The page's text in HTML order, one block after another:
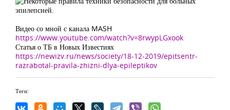
Видео со мной с канала MASH
https://www.youtube.com/watch?v=8rwypLGxook
Статья о ТБ в Новых Известиях
https://newizv.ru/news/society/18-12-2019/epitsentr-
razrabotal-pravila-zhizni-dlya-epileptikov
Теги: